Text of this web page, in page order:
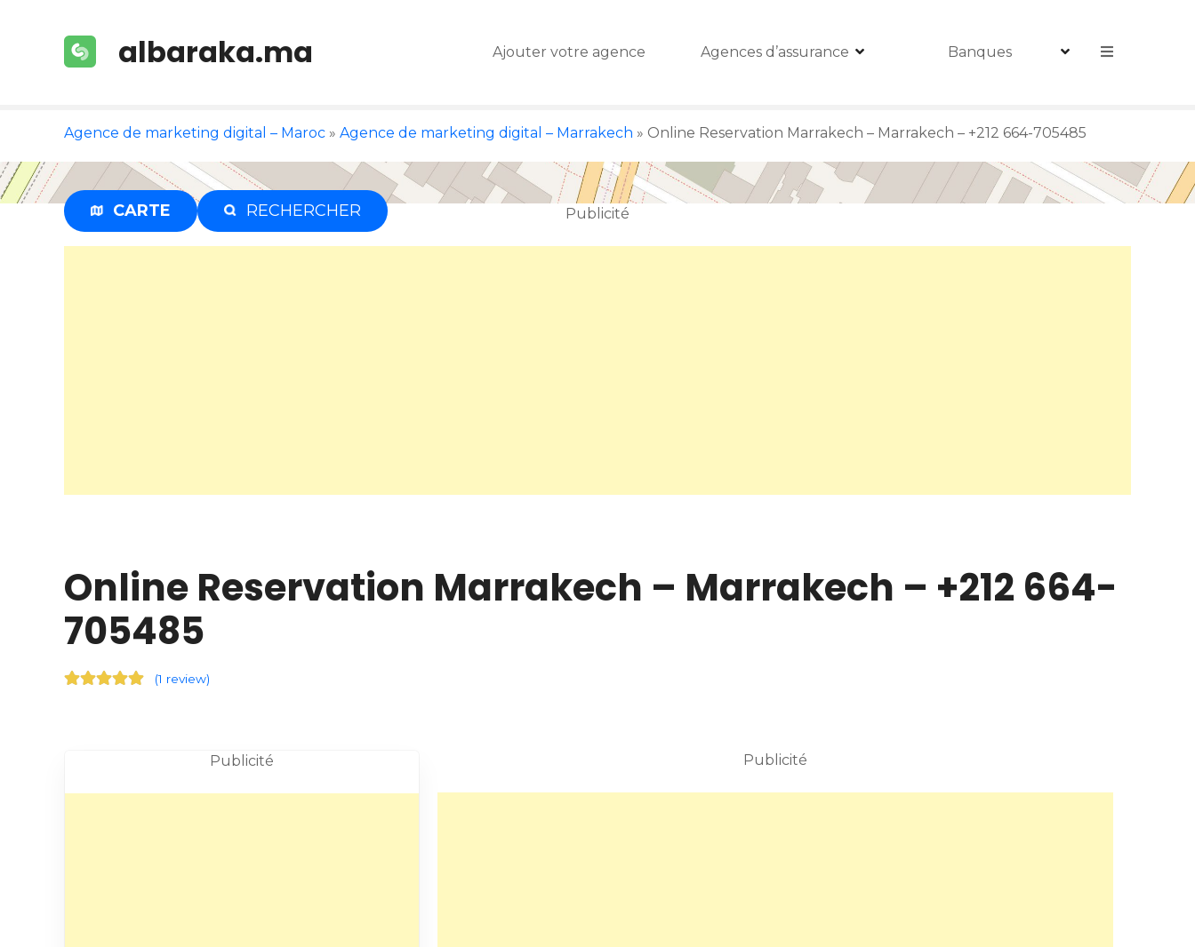
o
n
t
albaraka.ma Ajouter votre agence Agences d’assurance Banques
Agence de marketing digital – Maroc » Agence de marketing digital – Marrakech » Online Reservation Marrakech – Marrakech – +212 664-705485
CARTE RECHERCHER Publicité
Online Reservation Marrakech – Marrakech – +212 664-
705485
(1 review)
Publicité Publicité